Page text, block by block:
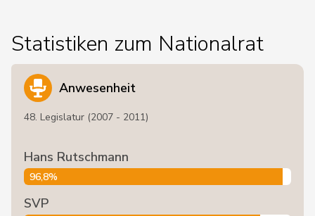
Statistiken zum Nationalrat
Anwesenheit
48. Legislatur (2007 - 2011)
Hans Rutschmann
96,8%
SVP